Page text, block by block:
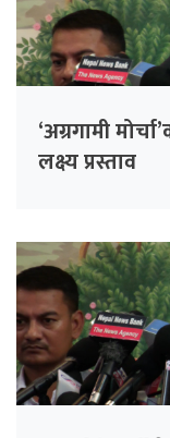
‘अग्रगामी
लक्ष्य प्रस्ताव